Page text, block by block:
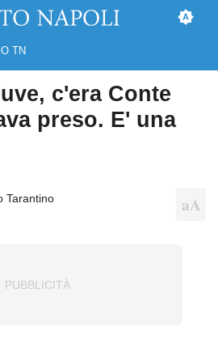
TN
c'era Conte
preso. E' una
Tarantino